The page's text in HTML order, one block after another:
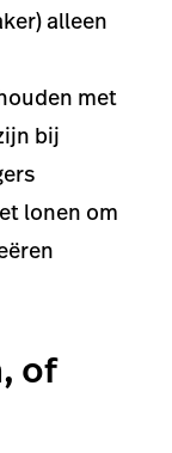
alleen
met
bij
lonen om
of